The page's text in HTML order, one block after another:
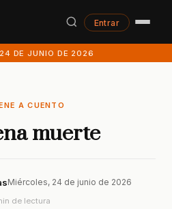
Entrar
DE JUNIO DE 2026
A CUENTO
muerte
Miércoles, 24 de junio de 2026
de lectura